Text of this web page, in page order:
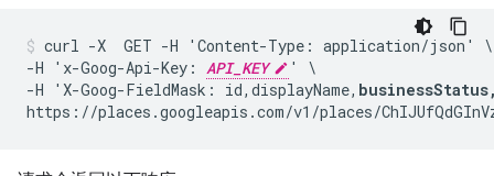
curl -X  GET -H 'Content-Type: application/json' \
-H 'x-Goog-Api-Key: API_KEY
' \
-H 'X-Goog-FieldMask: id,displayName,